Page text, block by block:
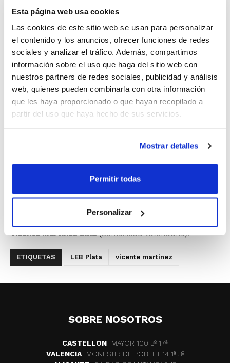
Esta página web usa cookies
Las cookies de este sitio web se usan para personalizar
el contenido y los anuncios, ofrecer funciones de redes
sociales y analizar el tráfico. Además, compartimos
información sobre el uso que haga del sitio web con
nuestros partners de redes sociales, publicidad y análisis
web, quienes pueden combinarla con otra información
que les haya proporcionado o que hayan recopilado a
partir del uso que haya hecho de sus servicios.
Mostrar detalles
Permitir todas
Personalizar
El árbitro de la FBCV Vicente Martínez Silla será uno de
celebrará en el Palacio de los Deportes de Granada.
La cuenta atrás ha comenzado en una Liga LEB Plata
que pondrá en juego durante el último fin de semana
del mes de enero el que será el primer título oficial del
recién estrenado 2018 con la disputa de laXVIII
edición de la Copa LEB Plata.
será su equipo arbitral como el nombre del comisario
designado para el encuentro que enfrentará al Covirán
Granada y al Globalcaja La Roda. Con Alberto Baena
Arroyo (Cataluña), el equipo arbitral se completará con
Vicente Martínez Silla(Comunidad Valenciana).
ETIQUETAS LEB Plata vicente martinez
SOBRE NOSOTROS
CASTELLON
MAYOR 100 3º 17ª
VALENCIA
MONESTIR DE POBLET 14 1ª 3º